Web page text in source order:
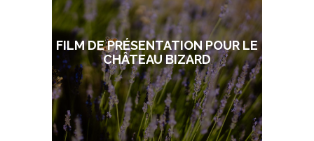
FILM DE PRÉSENTATION POUR LE
CHÂTEAU BIZARD